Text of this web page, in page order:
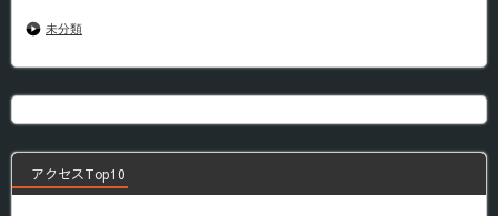
未分類
アクセスTop10